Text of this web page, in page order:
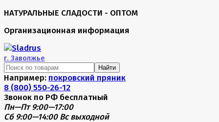
НАТУРАЛЬНЫЕ СЛАДОСТИ - ОПТОМ
Организационная информация
г. Заволжье
Найти
Например: покровский пряник
8 (800) 550-26-12
Звонок по РФ бесплатный
Пн—Пт 9:00—17:00
Сб 9:00—14:00 Вс выходной